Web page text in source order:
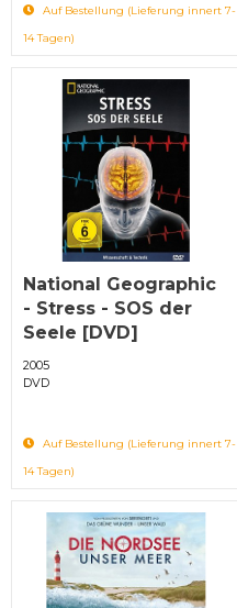
Auf Bestellung (Lieferung innert 7-
14 Tagen)
National Geographic
- Stress - SOS der
Seele [DVD]
2005
DVD
Auf Bestellung (Lieferung innert 7-
14 Tagen)